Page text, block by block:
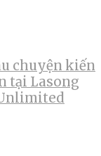
chuyện kiến
tại Lasong